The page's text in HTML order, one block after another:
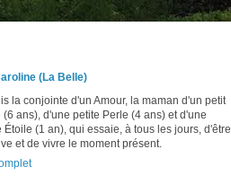
(La Belle)
la conjointe d'un Amour, la maman d'un petit
(6 ans), d'une petite Perle (4 ans) et d'une
Étoile (1 an), qui essaie, à tous les jours, d'être
et de vivre le moment présent.